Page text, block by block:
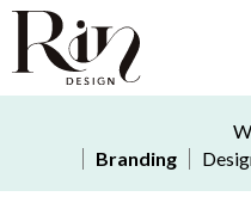
Branding